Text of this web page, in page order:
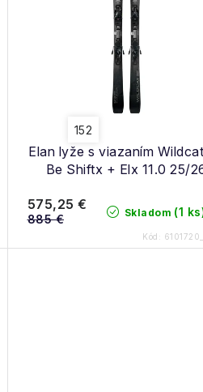
Elan lyže s viazaním
Be Shiftx + Elx 11.0 25/
152
Skladom (1
575,25 €
885 €
Kód: